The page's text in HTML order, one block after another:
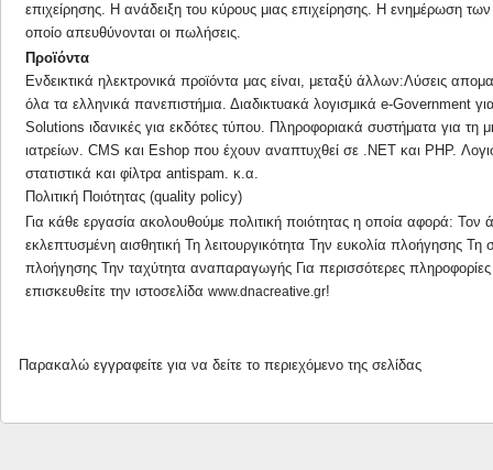
επιχείρησης. Η ανάδειξη του κύρους μιας επιχείρησης. Η ενημέρωση
οποίο απευθύνονται οι πωλήσεις.
Προϊόντα
Ενδεικτικά ηλεκτρονικά προϊόντα μας είναι, μεταξύ άλλων:Λύσεις
όλα τα ελληνικά πανεπιστήμια. Διαδικτυακά λογισμικά e-Government
Solutions ιδανικές για εκδότες τύπου. Πληροφοριακά συστήματα για τη
ιατρείων. CMS και Eshop που έχουν αναπτυχθεί σε .ΝΕΤ και PHP.
στατιστικά και φίλτρα antispam. κ.α.
Πολιτική Ποιότητας (quality policy)
Για κάθε εργασία ακολουθούμε πολιτική ποιότητας η οποία αφορά: Τον
εκλεπτυσμένη αισθητική Τη λειτουργικότητα Την ευκολία πλοήγησης
πλοήγησης Την ταχύτητα αναπαραγωγής Για περισσότερες
επισκευθείτε την ιστοσελίδα www.dnacreative.gr!
Παρακαλώ εγγραφείτε για να δείτε το περιεχόμενο της σελίδας